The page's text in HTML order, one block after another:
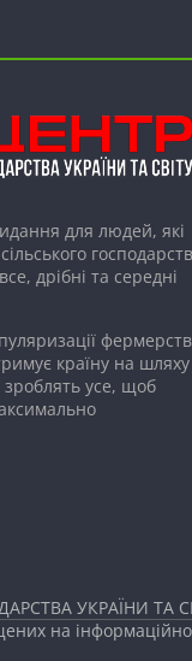
для людей, які
дрібні та середні
країну на
зроблять усе, щоб
УКРАЇНИ ТА
на